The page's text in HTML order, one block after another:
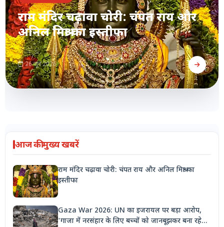
राम मंदिर चढ़ावा चोरी: चंपत राय और
अनिल मिश्रा का इस्तीफा
26 जून 2026
आज की मुख्य खबरें
राम मंदिर चढ़ावा चोरी: चंपत राय और अनिल मिश्रा का
इस्तीफा
Gaza War 2026: UN का इजरायल पर बड़ा आरोप,
'गाजा में नरसंहार के लिए बच्चों को जानबूझकर बना रहे